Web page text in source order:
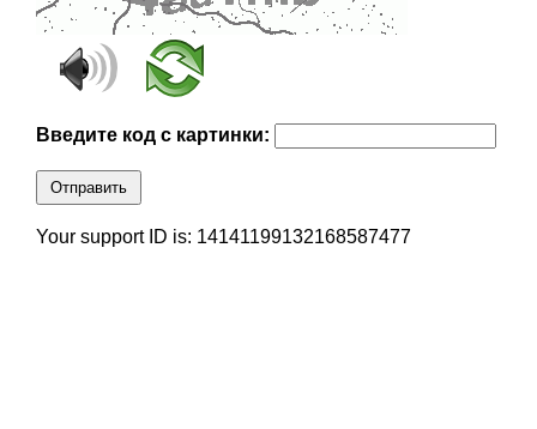
Введите код с картинки:
Отправить
Your support ID is: 14141199132168587477